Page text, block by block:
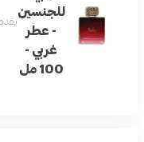
للجنسين
- عطر
غربي -
100 مل
يقدم عطر روبي عطرًا